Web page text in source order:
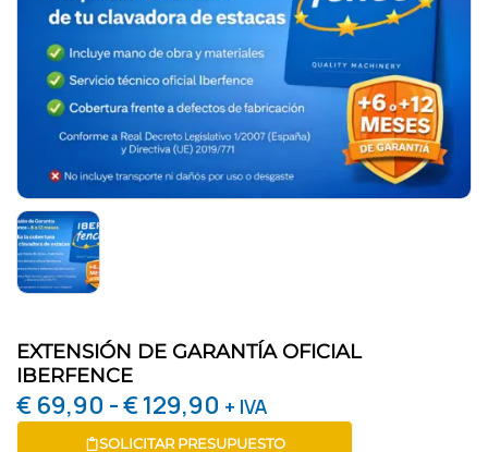
EXTENSIÓN DE GARANTÍA OFICIAL
IBERFENCE
€ 69,90 -€129,90 + IVA
SOLICITAR PRESUPUESTO